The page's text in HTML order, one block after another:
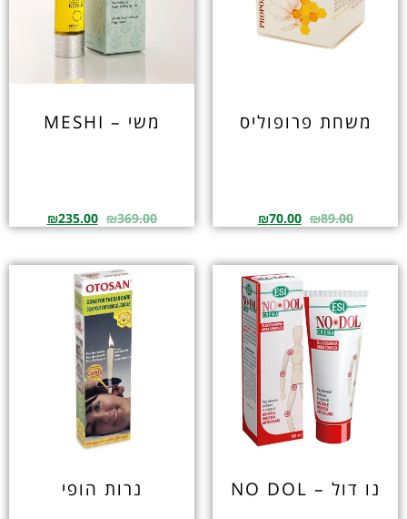
משחת פרופוליס
₪89.00
₪70.00
משי – MESHI
₪369.00
₪235.00
נו דול – NO DOL נרות הופי